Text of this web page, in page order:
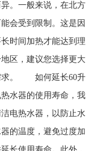
。一般来说，在北方
会受到限制。这是因
时间加热才能达到理
区，建议您选择更大
求。 如何延长60升
水器的使用寿命，我
电热水器，以防止水
的温度，避免过度加